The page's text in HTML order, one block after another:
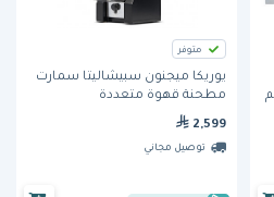
متوفر
يوريكا ميجنون سبيشاليتا سمارت
مطحنة قهوة متعددة
الاستخدامات – شفرات 55 مم
2,599
توصيل مجاني